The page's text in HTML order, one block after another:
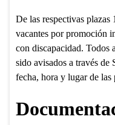
De las respectivas plazas
vacantes por promoción
con discapacidad. Todos
sido avisados a través
fecha, hora y lugar de las